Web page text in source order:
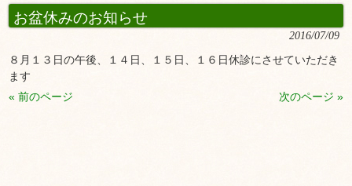
お盆休みのお知らせ
2016/07/09
８月１３日の午後、１４日、１５日、１６日休診にさせていただき
ます
« 前のページ
次のページ »